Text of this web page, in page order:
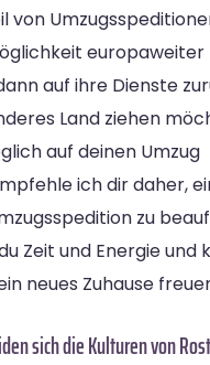
von
europaweiter
auf ihre Dienste
Land ziehen
auf deinen Umzug
ich dir daher,
zu
Zeit und Energie und
neues Zuhause
sich die Kulturen von